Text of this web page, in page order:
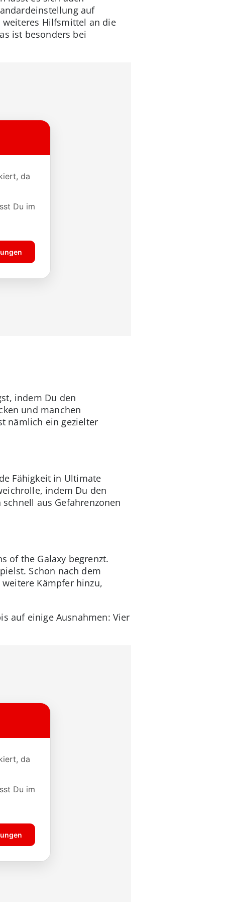
auf
weiteres Hilfsmittel an die
ist besonders bei
indem Du den
und manchen
nämlich ein gezielter
Fähigkeit in Ultimate
indem Du den
aus Gefahrenzonen
of the Galaxy begrenzt.
Schon nach dem
Kämpfer hinzu,
auf einige Ausnahmen: Vier